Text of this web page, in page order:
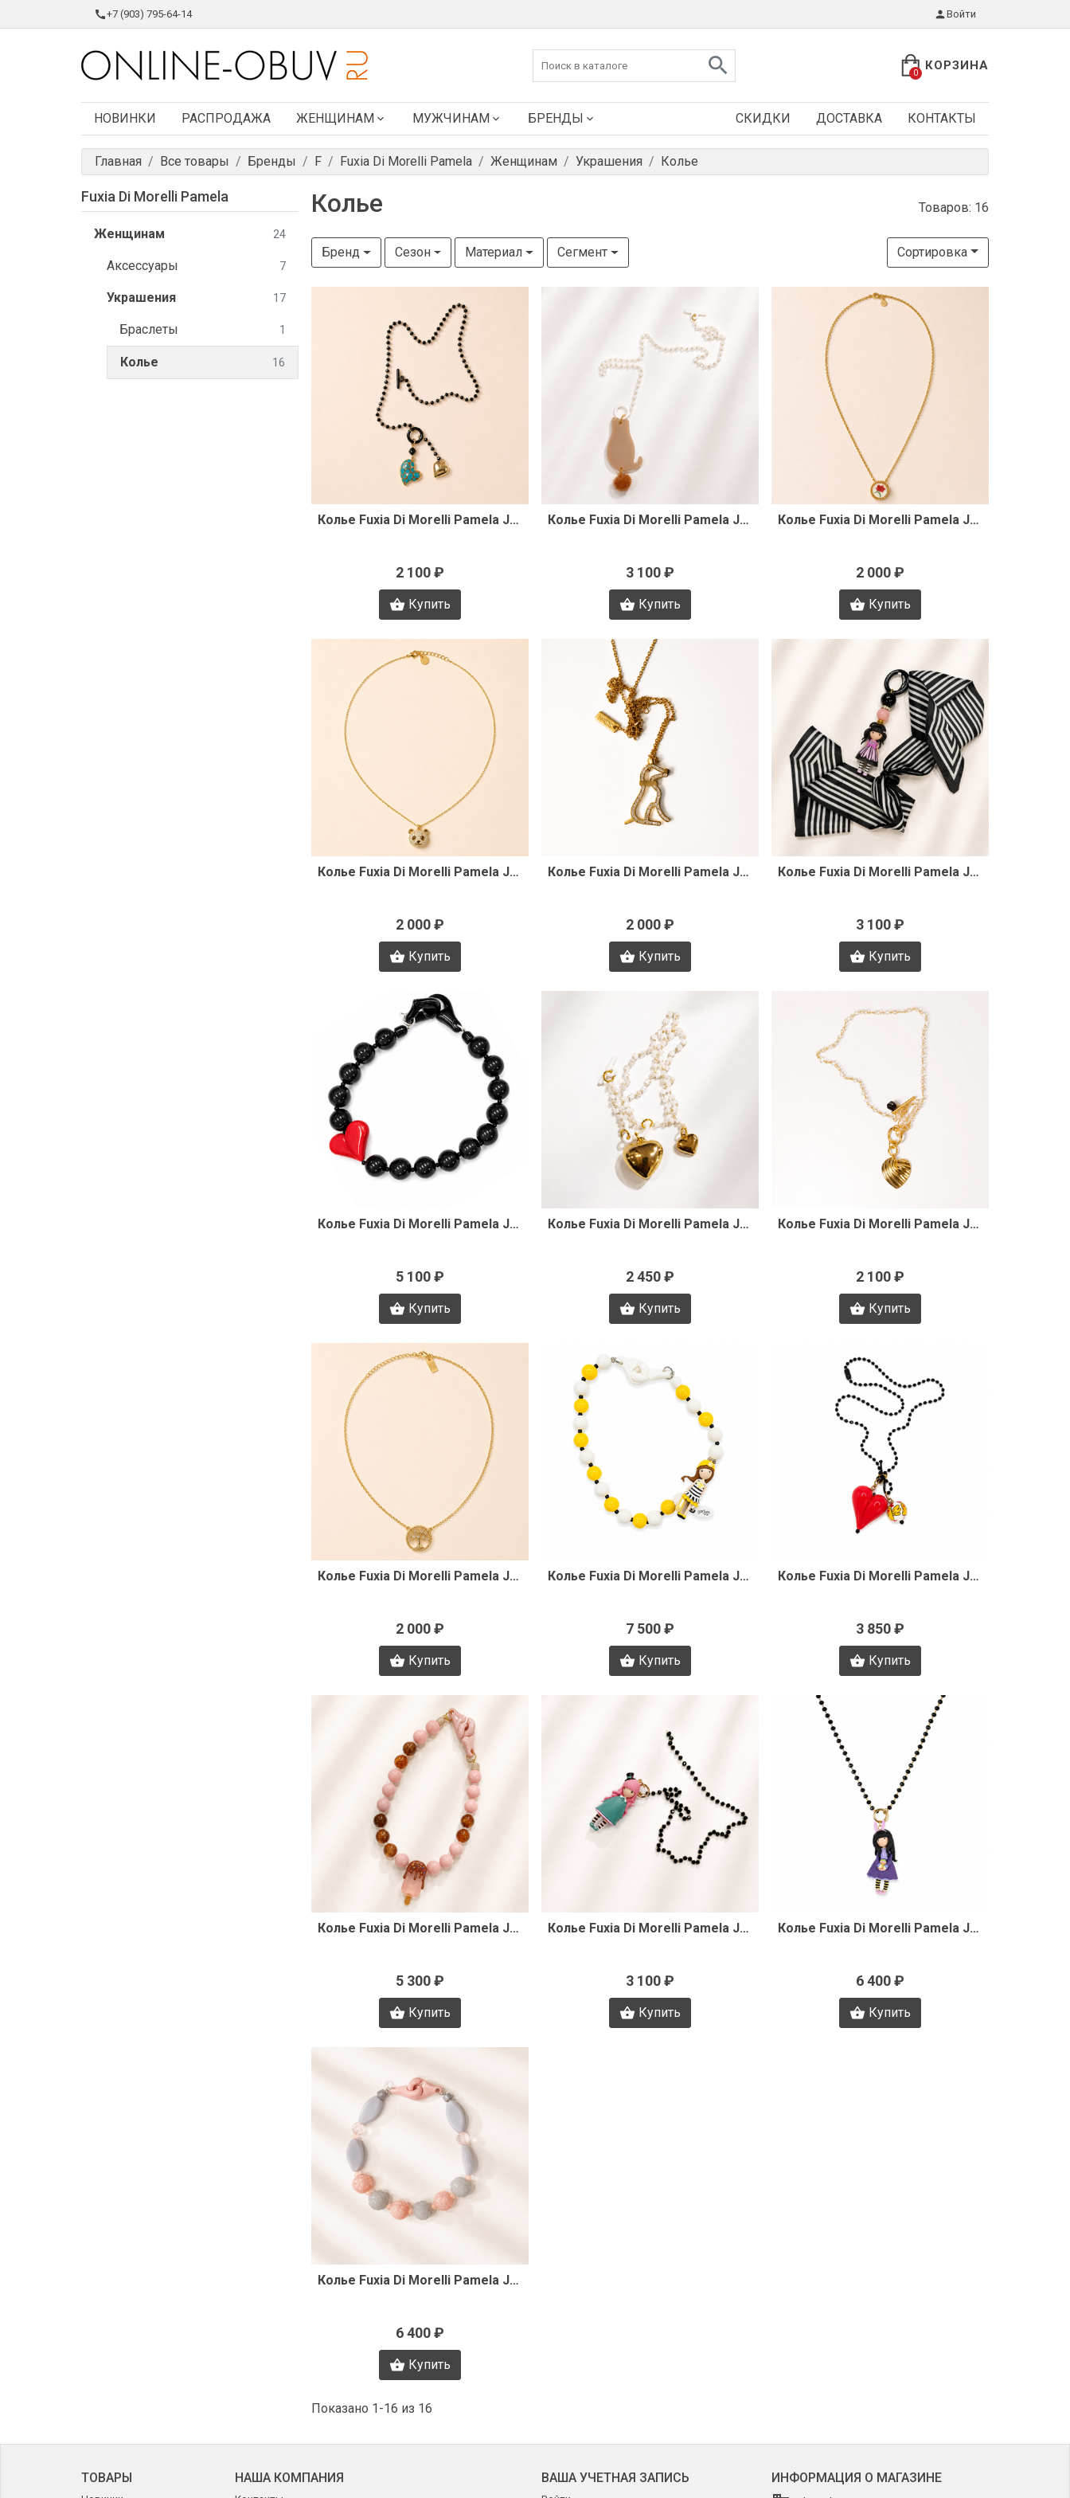
+7 (903) 795-64-14 Войти
КОРЗИНА
0
НОВИНКИ РАСПРОДАЖА ЖЕНЩИНАМ МУЖЧИНАМ БРЕНДЫ СКИДКИ ДОСТАВКА КОНТАКТЫ
Главная Все товары Бренды F Fuxia Di Morelli Pamela Женщинам Украшения Колье
Fuxia Di Morelli Pamela
Женщинам 24
Аксессуары 7
Украшения 17
Браслеты 1
Колье 16
Товаров: 16
Колье
Бренд Сезон Материал Сегмент Сортировка
Быстрый просмотр Колье Fuxia Di Morelli Pamela J3499
2 100 ₽
Купить
Быстрый просмотр Колье Fuxia Di Morelli Pamela J3498
3 100 ₽
Купить
Быстрый просмотр Колье Fuxia Di Morelli Pamela J3489
2 000 ₽
Купить
Быстрый просмотр Колье Fuxia Di Morelli Pamela J3488
2 000 ₽
Купить
Быстрый просмотр Колье Fuxia Di Morelli Pamela J3487
2 000 ₽
Купить
Быстрый просмотр Колье Fuxia Di Morelli Pamela J3362
3 100 ₽
Купить
Быстрый просмотр Колье Fuxia Di Morelli Pamela J3360
5 100 ₽
Купить
Быстрый просмотр Колье Fuxia Di Morelli Pamela J3358
2 450 ₽
Купить
Быстрый просмотр Колье Fuxia Di Morelli Pamela J3357
2 100 ₽
Купить
Быстрый просмотр Колье Fuxia Di Morelli Pamela J3356
2 000 ₽
Купить
Быстрый просмотр Колье Fuxia Di Morelli Pamela J3352
7 500 ₽
Купить
Быстрый просмотр Колье Fuxia Di Morelli Pamela J3349
3 850 ₽
Купить
Быстрый просмотр Колье Fuxia Di Morelli Pamela J3348
5 300 ₽
Купить
Быстрый просмотр Колье Fuxia Di Morelli Pamela J3341
3 100 ₽
Купить
Быстрый просмотр Колье Fuxia Di Morelli Pamela J3338
6 400 ₽
Купить
Быстрый просмотр Колье Fuxia Di Morelli Pamela J3335
6 400 ₽
Купить
Показано 1-16 из 16
ТОВАРЫ НАША КОМПАНИЯ ВАША УЧЕТНАЯ ЗАПИСЬ ИНФОРМАЦИЯ О МАГАЗИНЕ